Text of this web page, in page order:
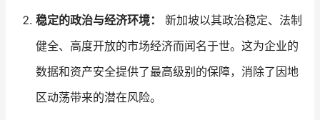
稳定的政治与经济环境：
新加坡以其政治稳定、法制
健全、高度开放的市场经济而闻名于世。这为企业的
数据和资产安全提供了最高级别的保障，消除了因地
区动荡带来的潜在风险。